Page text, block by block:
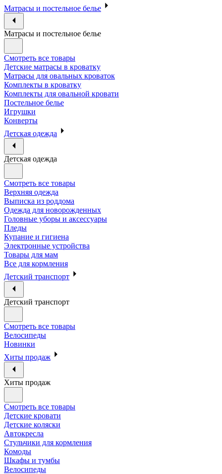
Матрасы и постельное белье
Матрасы и постельное белье
Смотреть все товары
Детские матрасы в кроватку
Матрасы для овальных кроваток
Комплекты в кроватку
Комплекты для овальной кровати
Постельное белье
Игрушки
Конверты
Детская одежда
Детская одежда
Смотреть все товары
Верхняя одежда
Выписка из роддома
Одежда для новорожденных
Головные уборы и аксессуары
Пледы
Купание и гигиена
Электронные устройства
Товары для мам
Все для кормления
Детский транспорт
Детский транспорт
Смотреть все товары
Велосипеды
Новинки
Хиты продаж
Хиты продаж
Смотреть все товары
Детские кровати
Детские коляски
Автокресла
Стульчики для кормления
Комоды
Шкафы и тумбы
Велосипеды